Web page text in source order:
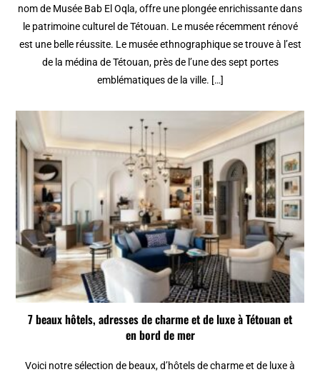
nom de Musée Bab El Oqla, offre une plongée enrichissante dans
le patrimoine culturel de Tétouan. Le musée récemment rénové
est une belle réussite. Le musée ethnographique se trouve à l’est
de la médina de Tétouan, près de l’une des sept portes
emblématiques de la ville. […]
7 beaux hôtels, adresses de charme et de luxe à Tétouan et
en bord de mer
Voici notre sélection de beaux, d’hôtels de charme et de luxe à